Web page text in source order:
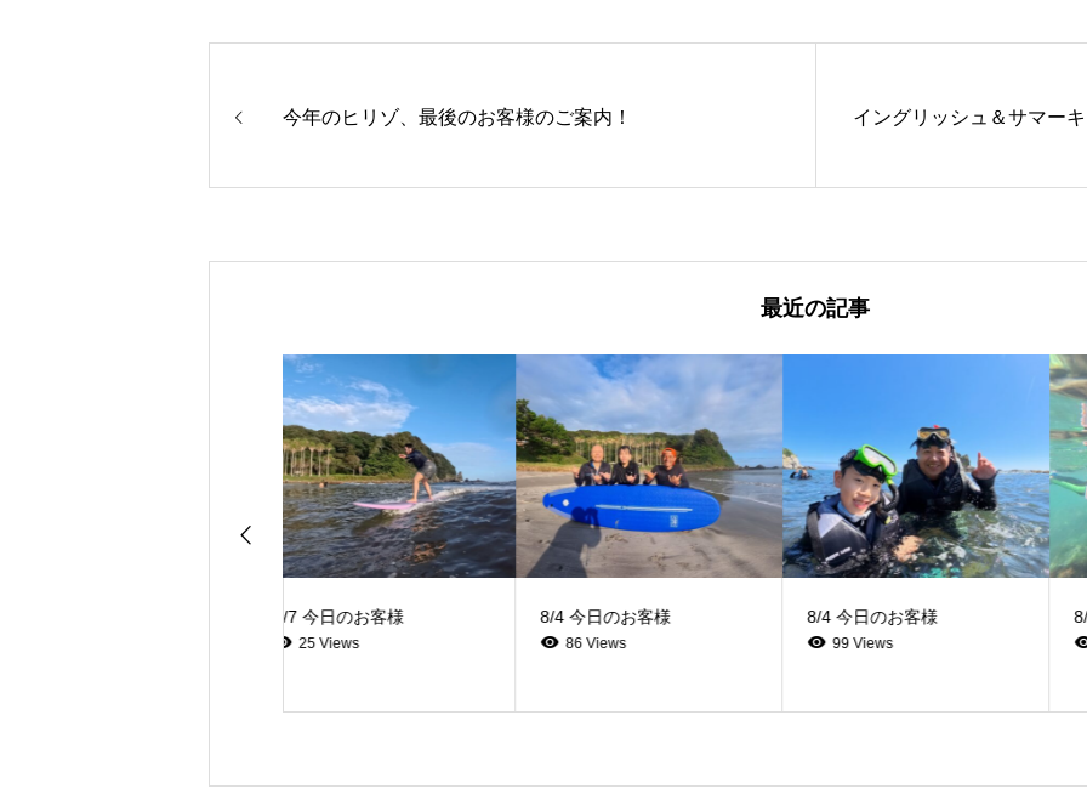
今年のヒリゾ、最後のお客様のご案内！ イングリッシュ＆サマー
最近の記事
8/4 今日のお客様
86 Views
8/4 今日のお客様
99 Views
8/3 今日のお客様
122 Views